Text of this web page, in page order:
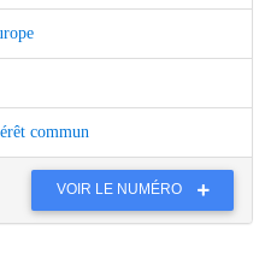
commun
VOIR LE NUMÉRO